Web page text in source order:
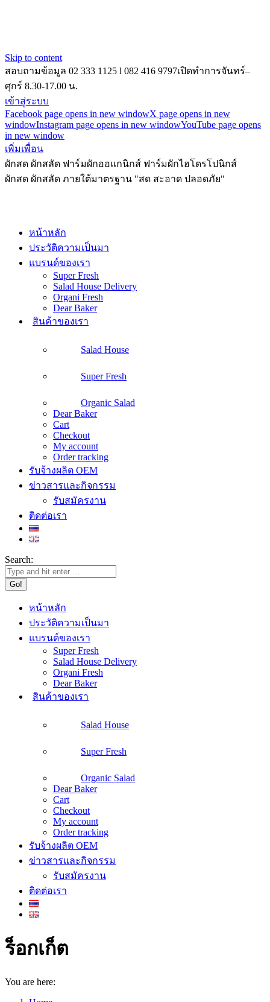
Skip to content
สอบถามข้อมูล 02 333 1125 l 082 416 9797เปิดทำการจันทร์–
ศุกร์ 8.30-17.00 น.
เข้าสู่ระบบ
Facebook page opens in new windowX page opens in new
windowInstagram page opens in new windowYouTube page opens
in new window
เพิ่มเพื่อน
ผักสด ผักสลัด ฟาร์มผักออแกนิกส์ ฟาร์มผักไฮโดรโปนิกส์
ผักสด ผักสลัด ภายใต้มาตรฐาน "สด สะอาด ปลอดภัย"
หน้าหลัก
ประวัติความเป็นมา
แบรนด์ของเรา
Super Fresh
Salad House Delivery
Organi Fresh
Dear Baker
สินค้าของเรา
Salad House
Super Fresh
Organic Salad
Dear Baker
Cart
Checkout
My account
Order tracking
รับจ้างผลิต OEM
ข่าวสารและกิจกรรม
รับสมัครงาน
ติดต่อเรา
Search:
หน้าหลัก
ประวัติความเป็นมา
แบรนด์ของเรา
Super Fresh
Salad House Delivery
Organi Fresh
Dear Baker
สินค้าของเรา
Salad House
Super Fresh
Organic Salad
Dear Baker
Cart
Checkout
My account
Order tracking
รับจ้างผลิต OEM
ข่าวสารและกิจกรรม
รับสมัครงาน
ติดต่อเรา
ร็อกเก็ต
You are here: